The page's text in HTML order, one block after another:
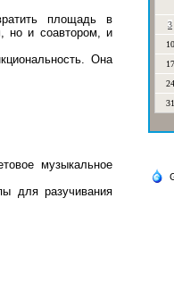
площадь в
но и соавтором, и
Она
музыкальное
для разучивания
3
10
17
24
31